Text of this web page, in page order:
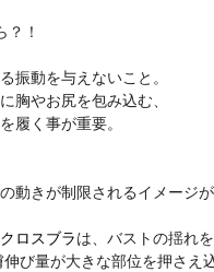
！
振動を与えないこと。
胸やお尻を包み込む、
履く事が重要。
動きが制限されるイメージ
ロスブラは、バストの揺れ
伸び量が大きな部位を押さえ